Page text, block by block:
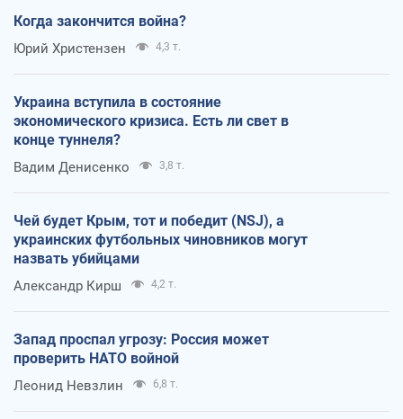
Когда закончится война?
Юрий Христензен 4,3 т.
Украина вступила в состояние
экономического кризиса. Есть ли свет в
конце туннеля?
Вадим Денисенко 3,8 т.
Чей будет Крым, тот и победит (NSJ), а
украинских футбольных чиновников могут
назвать убийцами
Александр Кирш 4,2 т.
Запад проспал угрозу: Россия может
проверить НАТО войной
Леонид Невзлин 6,8 т.